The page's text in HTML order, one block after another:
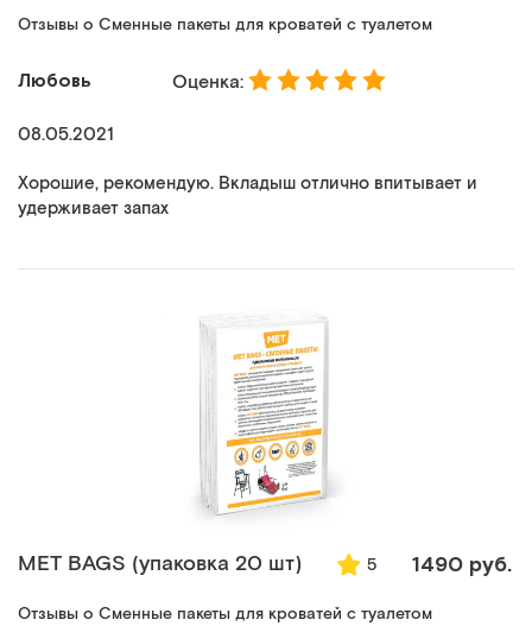
Отзывы о Сменные пакеты для кроватей с туалетом
Любовь Оценка:
08.05.2021
Хорошие, рекомендую. Вкладыш отлично впитывает и
удерживает запах
MET BAGS (упаковка 20 шт) 5 1490 руб.
Отзывы о Сменные пакеты для кроватей с туалетом